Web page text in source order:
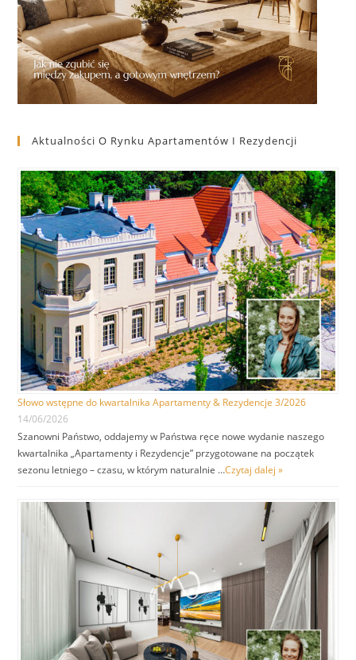
Aktualności O Rynku Apartamentów I Rezydencji
Słowo wstępne do kwartalnika Apartamenty & Rezydencje 3/2026
14/06/2026
Szanowni Państwo, oddajemy w Państwa ręce nowe wydanie naszego
kwartalnika „Apartamenty i Rezydencje” przygotowane na początek
sezonu letniego – czasu, w którym naturalnie …Czytaj dalej »